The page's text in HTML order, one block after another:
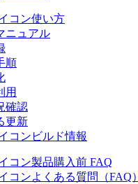
使い方
ニュアル
順
用
確認
更新
ビルド情報
製品購入前 FAQ
よくある質問（FAQ）